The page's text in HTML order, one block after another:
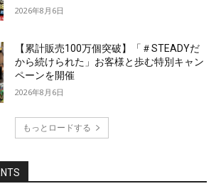
2026年8月6日
【累計販売100万個突破】「＃STEADYだ
から続けられた」お客様と歩む特別キャン
ペーンを開催
2026年8月6日
もっとロードする